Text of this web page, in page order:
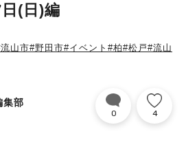
(日)編
山市#野田市#イベント #柏#松戸#流山
集部
0 4